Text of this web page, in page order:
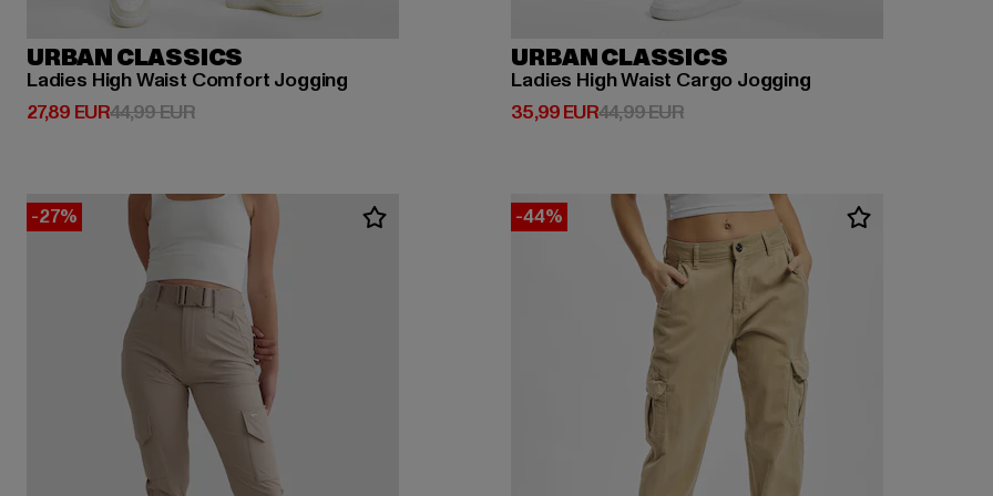
URBAN CLASSICS
Ladies High Waist Comfort Jogging
27,89 EUR
Derzeitiger Preis: 27,89 EUR
44,99 EURAktionspreis: 44,99 EUR
URBAN CLASSICS
Ladies High Waist Cargo Jogging
35,99 EUR
Derzeitiger Preis: 35,99 EUR
44,99 EURAktionspreis: 44,99 EUR
-27% -44%